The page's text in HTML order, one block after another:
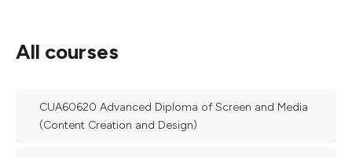
All courses
CUA60620 Advanced Diploma of Screen and Media
(Content Creation and Design)